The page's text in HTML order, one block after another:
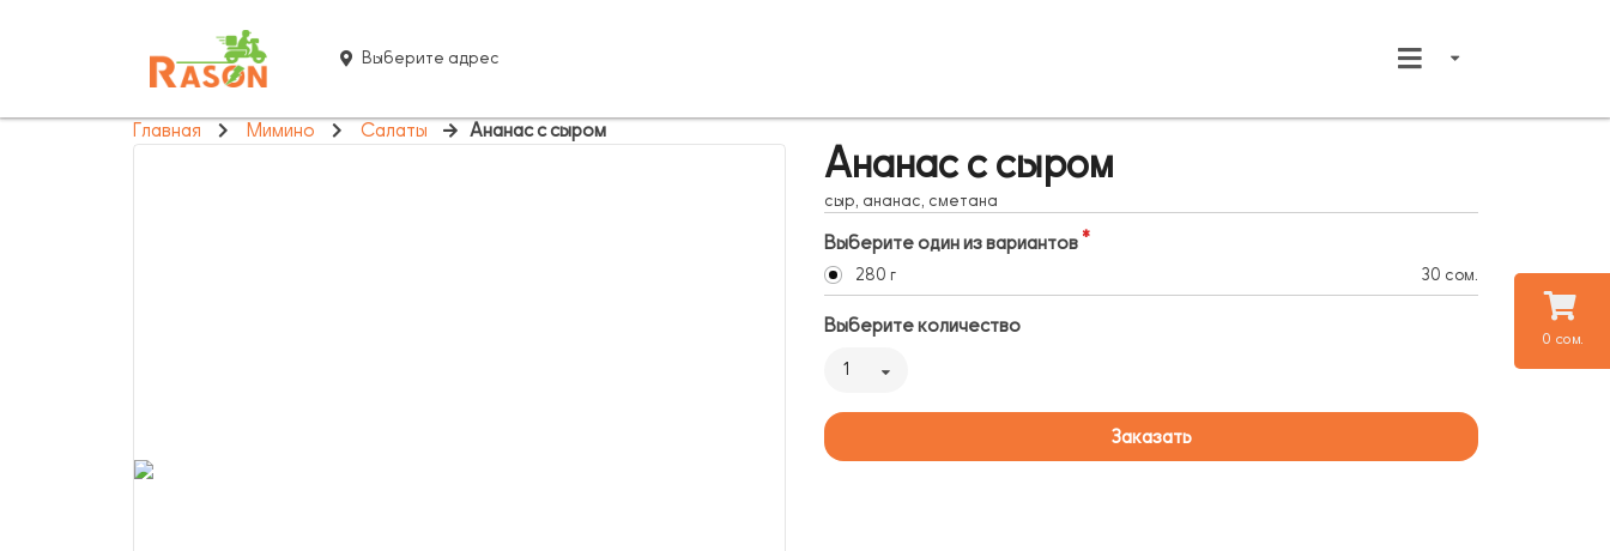
0 сом.
Выберите адрес
Главная Мимино Салаты Ананас с сыром
Ананас с сыром
сыр, ананас, сметана
Выберите один из вариантов
280 г 30 сом.
Выберите количество
1
Заказать